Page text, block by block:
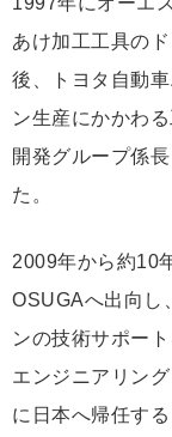
あけ加工工具の
後、トヨタ自動
ン生産にかかわ
開発グループ係
た。
2009年から約10
OSUGAへ出向し
ンの技術サポー
エンジニアリン
に日本へ帰任す